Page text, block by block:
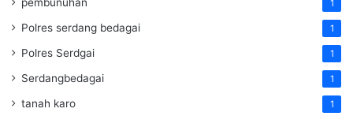
1
Polres serdang bedagai 1
Polres Serdgai 1
Serdangbedagai 1
tanah karo 1